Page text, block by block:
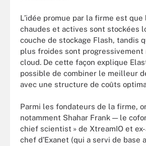
L’idée promue par la firme est que
chaudes et actives sont stockées
couche de stockage Flash, tandis
plus froides sont progressivement
cloud. De cette façon explique
possible de combiner le meilleur
avec une structure de coûts
Parmi les fondateurs de la firme,
notamment Shahar Frank — le
chief scientist » de XtreamIO et
chef d’Exanet (qui a servi de base